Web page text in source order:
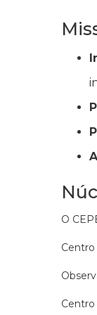
O
Centro